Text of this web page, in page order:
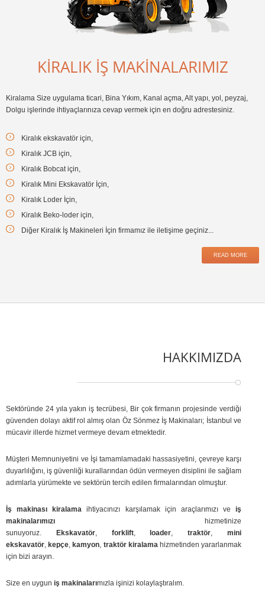
KIRALIK İŞ MAKINALARIMIZ
Kiralama Size uygulama ticari, Bina Yıkım, Kanal açma, Alt yapı, yol, peyzaj,
Dolgu işlerinde ihtiyaçlarınıza cevap vermek için en doğru adrestesiniz.
Kiralık ekskavatör için,
Kiralık JCB için,
Kiralık Bobcat için,
Kiralık Mini Ekskavatör İçin,
Kiralık Loder İçin,
Kiralık Beko-loder için,
Diğer Kiralık İş Makineleri İçin firmamız ile iletişime geçiniz...
READ MORE
HAKKIMIZDA
Sektöründe 24 yıla yakın iş tecrübesi, Bir çok firmanın projesinde verdiği
güvenden dolayı aktif rol almış olan Öz Sönmez İş Makinaları; İstanbul ve
mücavir illerde hizmet vermeye devam etmektedir.
Müşteri Memnuniyetini ve İşi tamamlamadaki hassasiyetini, çevreye karşı
duyarlılığını, iş güvenliği kurallarından ödün vermeyen disiplini ile sağlam
adımlarla yürümekte ve sektörün tercih edilen firmalarından olmuştur.
İş makinası kiralama ihtiyacınızı karşılamak için araçlarımızı ve iş
makinalarımızı hizmetinize
sunuyoruz.
Ekskavatör, forklift, loader,traktör,mini
ekskavatör, kepçe, kamyon, traktör kiralamahizmetinden yararlanmak
için bizi arayın.
Size en uygun iş makinalarımızla işinizi kolaylaştıralım.